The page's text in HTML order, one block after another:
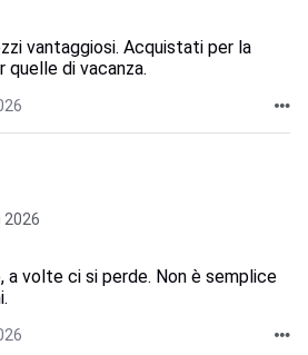
vantaggiosi. Acquistati per la
quelle di vacanza.
2026
a volte ci si perde. Non è semplice